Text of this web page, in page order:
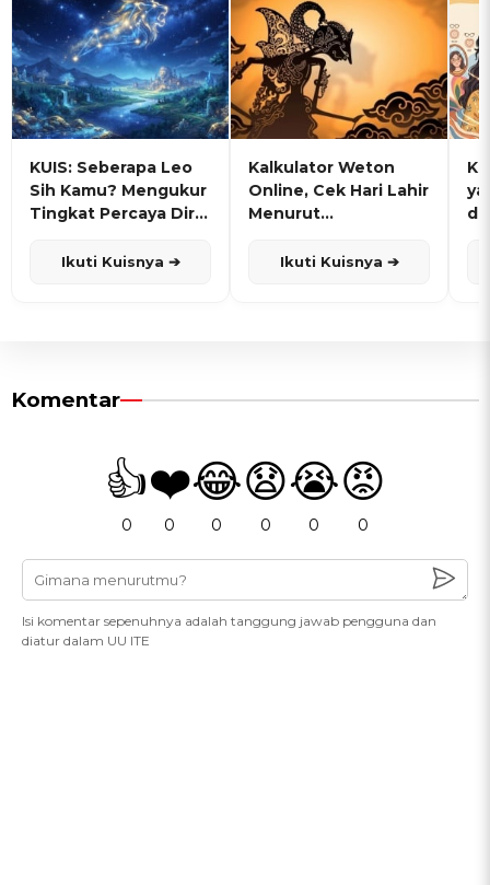
KUIS: Seberapa Leo
Sih Kamu? Mengukur
Tingkat Percaya Diri
Ikuti Kuisnya ➔
Kalkulator Weton
Online, Cek Hari Lahir
Menurut
Ikuti Kuisnya ➔
Komentar
👍
0
❤️
0
😂
0
😧
0
😭
0
😡
0
Isi komentar sepenuhnya adalah tanggung jawab pengguna dan
diatur dalam UU ITE